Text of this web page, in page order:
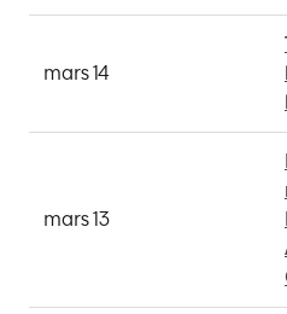
mars 14
mars 13